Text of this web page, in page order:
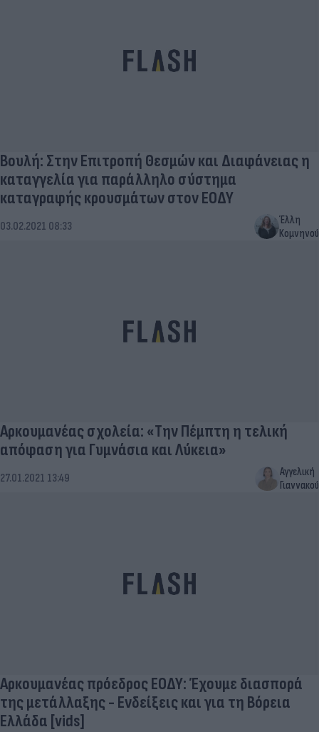
Βουλή: Στην Επιτροπή Θεσμών και Διαφάνειας η
καταγγελία για παράλληλο σύστημα
καταγραφής κρουσμάτων στον ΕΟΔΥ
03.02.2021 08:33
Έλλη
Κομνηνού
Αρκουμανέας σχολεία: «Την Πέμπτη η τελική
απόφαση για Γυμνάσια και Λύκεια»
27.01.2021 13:49
Αγγελική
Γιαννακού
Αρκουμανέας πρόεδρος ΕΟΔΥ: Έχουμε διασπορά
της μετάλλαξης - Ενδείξεις και για τη Βόρεια
Ελλάδα [vids]